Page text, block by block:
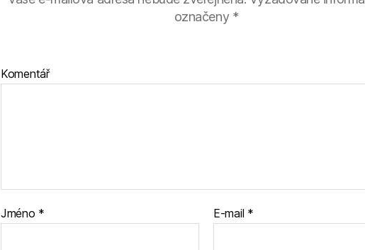
označeny *
Komentář
Jméno * E-mail *